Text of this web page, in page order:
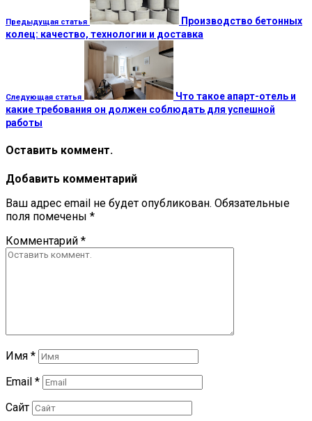
Предыдущая статья
Производство бетонных
колец: качество, технологии и доставка
Следующая статья
Что такое апарт-отель и
какие требования он должен соблюдать для успешной
работы
Оставить коммент.
Добавить комментарий
Ваш адрес email не будет опубликован. Обязательные
поля помечены *
Комментарий *
Имя *
Email *
Сайт